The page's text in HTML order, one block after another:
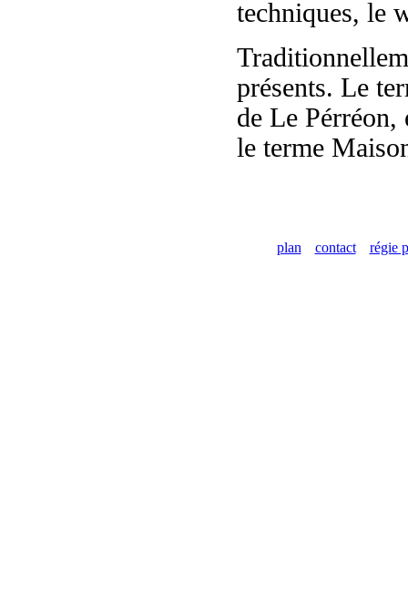
techniques, le
présents. Le
de Le Pérréon,
le terme
plan contact régie